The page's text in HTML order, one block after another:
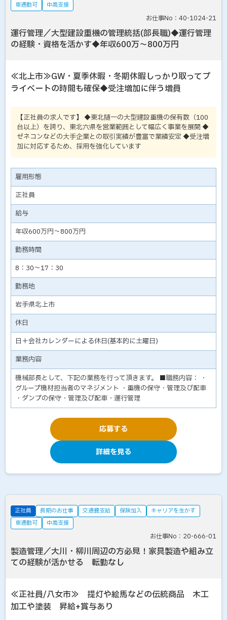
車通勤可
中高支援
お仕事No：40-1024-21
運行管理／大型建設重機の管理統括(部長職)◆運行管理
の経験・資格を活かす◆年収600万～800万円
≪北上市≫GW・夏季休暇・冬期休暇しっかり取ってプ
ライベートの時間も確保◆受注増加に伴う増員
【正社員の求人です】 ◆東北随一の大型建設重機の保有数（100
台以上）を誇り、東北六県を営業範囲として幅広く事業を展開 ◆
ゼネコンなどの大手企業との取引実績が豊富で業績安定 ◆受注増
加に対応するため、採用を強化しています
雇用形態
正社員
給与
年収600万円～800万円
勤務時間
8：30～17：30
勤務地
岩手県北上市
休日
日＋会社カレンダーによる休日(基本的に土曜日)
業務内容
機械部長として、下記の業務を行って頂きます。 ■職務内容： ・
グループ機材担当者のマネジメント ・重機の保守・管理及び配車
・ダンプの保守・管理及び配車・運行管理
応募する
詳細を見る
正社員 長期のお仕事 交通費支給 保険加入
キャリアを生かす
車通勤可
中高支援
お仕事No：20-666-01
製造管理／大川・柳川周辺の方必見！家具製造や組み立
ての経験が活かせる 転勤なし
≪正社員/八女市≫ 提灯や絵馬などの伝統商品 木工
加工や塗装 昇給+賞与あり